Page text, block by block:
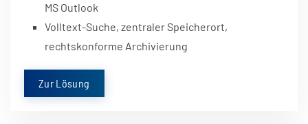
MS Outlook
Volltext-Suche, zentraler Speicherort,
rechtskonforme Archivierung
Zur Lösung